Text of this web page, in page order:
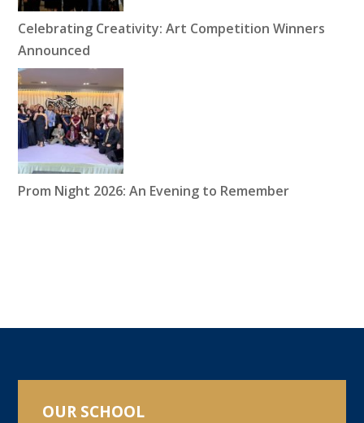
Celebrating Creativity: Art Competition Winners
Announced
Prom Night 2026: An Evening to Remember
OUR SCHOOL